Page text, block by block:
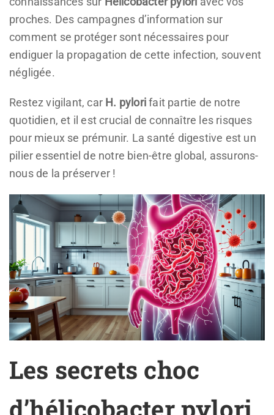
proches. Des campagnes d’information sur
comment se protéger sont nécessaires pour
endiguer la propagation de cette infection, souvent
négligée.
Restez vigilant, car H. pylorifait partie de notre
quotidien, et il est crucial de connaître les risques
pour mieux se prémunir. La santé digestive est un
pilier essentiel de notre bien-être global, assurons-
nous de la préserver !
Les secrets choc